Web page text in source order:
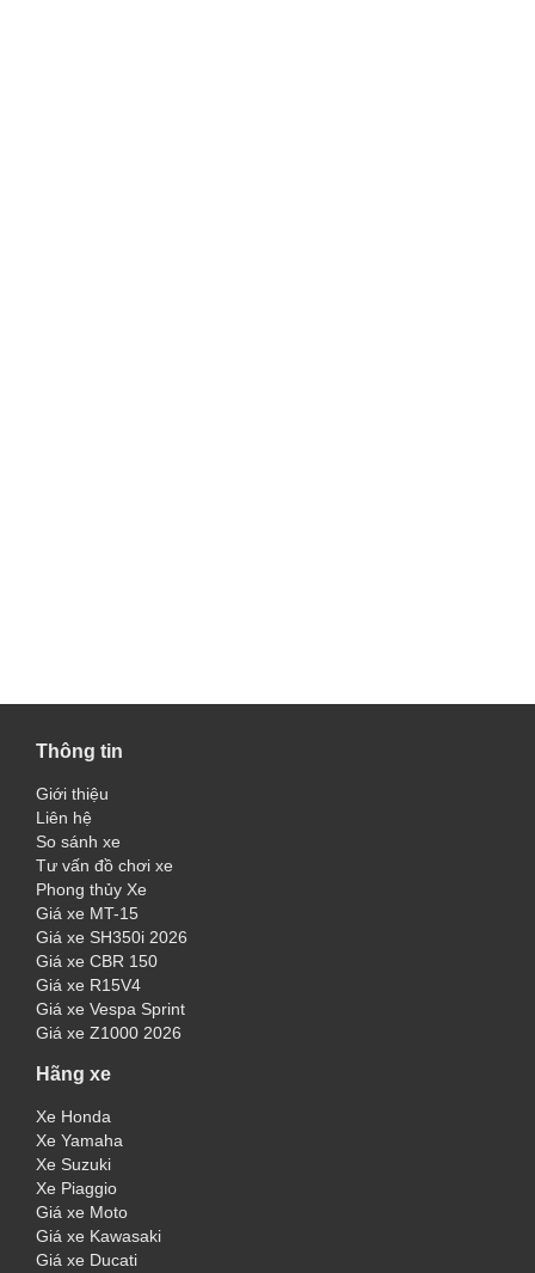
Thông tin
Giới thiệu
Liên hệ
So sánh xe
Tư vấn đồ chơi xe
Phong thủy Xe
Giá xe MT-15
Giá xe SH350i 2026
Giá xe CBR 150
Giá xe R15V4
Giá xe Vespa Sprint
Giá xe Z1000 2026
Hãng xe
Xe Honda
Xe Yamaha
Xe Suzuki
Xe Piaggio
Giá xe Moto
Giá xe Kawasaki
Giá xe Ducati